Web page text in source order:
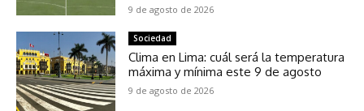
9 de agosto de 2026
Sociedad
Clima en Lima: cuál será la temperatura
máxima y mínima este 9 de agosto
9 de agosto de 2026